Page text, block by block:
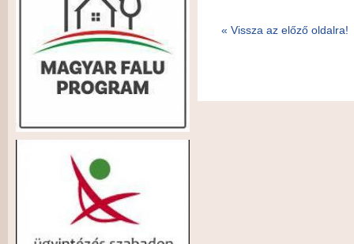
« Vissza az előző oldalra!